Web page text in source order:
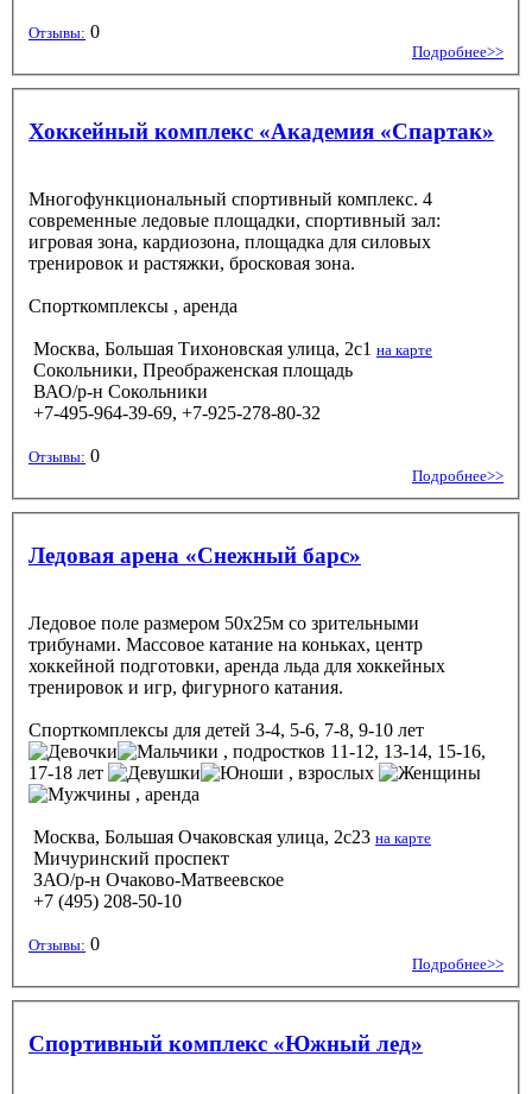
Отзывы: 0
Подробнее>>
Хоккейный комплекс «Академия «Спартак»
Многофункциональный спортивный комплекс. 4
современные ледовые площадки, спортивный зал:
игровая зона, кардиозона, площадка для силовых
тренировок и растяжки, бросковая зона.
Спорткомплексы , аренда
Москва, Большая Тихоновская улица, 2с1 на карте
Сокольники, Преображенская площадь
ВАО/р-н Сокольники
+7-495-964-39-69, +7-925-278-80-32
Отзывы: 0
Подробнее>>
Ледовая арена «Снежный барс»
Ледовое поле размером 50x25м со зрительными
трибунами. Массовое катание на коньках, центр
хоккейной подготовки, аренда льда для хоккейных
тренировок и игр, фигурного катания.
Спорткомплексы для детей 3-4, 5-6, 7-8, 9-10 лет
, подростков 11-12, 13-14, 15-16,
17-18 лет
, взрослых
, аренда
Москва, Большая Очаковская улица, 2с23 на карте
Мичуринский проспект
ЗАО/р-н Очаково-Матвеевское
+7 (495) 208-50-10
Отзывы: 0
Подробнее>>
Спортивный комплекс «Южный лед»